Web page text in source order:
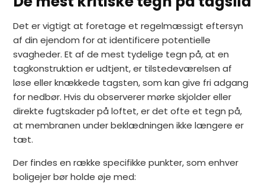
Det er vigtigt at foretage et regelmæssigt eftersyn
af din ejendom for at identificere potentielle
svagheder. Et af de mest tydelige tegn på, at en
tagkonstruktion er udtjent, er tilstedeværelsen af
løse eller knækkede tagsten, som kan give fri adgang
for nedbør. Hvis du observerer mørke skjolder eller
direkte fugtskader på loftet, er det ofte et tegn på,
at membranen under beklædningen ikke længere er
tæt.
Der findes en række specifikke punkter, som enhver
boligejer bør holde øje med: